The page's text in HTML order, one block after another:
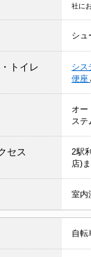
社に
シュ
トイレ シス
便座
オー
ステ
セス 2駅
店)
室内
自転